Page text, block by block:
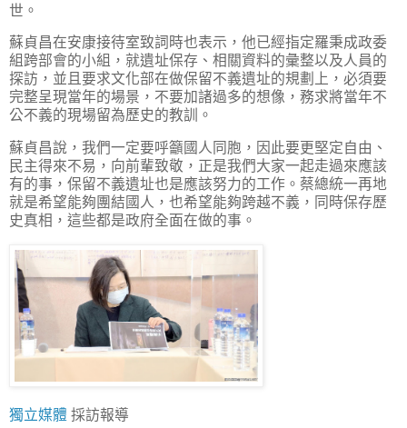
世。
蘇貞昌在安康接待室致詞時也表示，他已經指定羅秉成政委
組跨部會的小組，就遺址保存、相關資料的彙整以及人員的
探訪，並且要求文化部在做保留不義遺址的規劃上，必須要
完整呈現當年的場景，不要加諸過多的想像，務求將當年不
公不義的現場留為歷史的教訓。
蘇貞昌說，我們一定要呼籲國人同胞，因此要更堅定自由、
民主得來不易，向前輩致敬，正是我們大家一起走過來應該
有的事，保留不義遺址也是應該努力的工作。蔡總統一再地
就是希望能夠團結國人，也希望能夠跨越不義，同時保存歷
史真相，這些都是政府全面在做的事。
獨立媒體 採訪報導